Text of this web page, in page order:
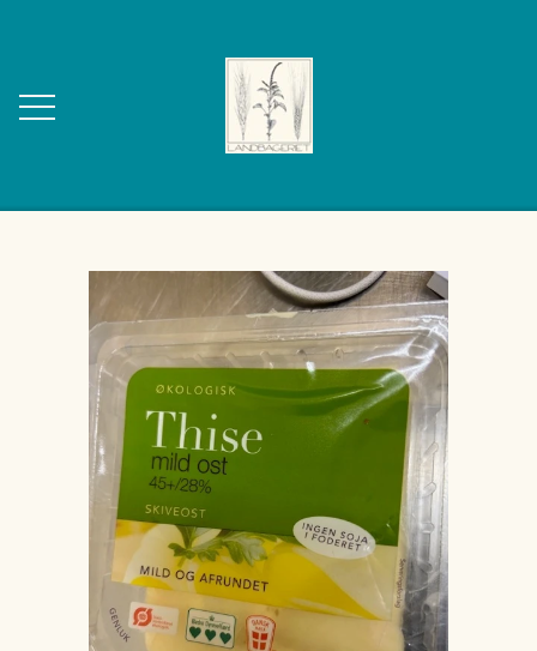
FORSIDE
OM OS
KONTAKT
WEBSHOP
BAGVÆRK
BRØDVARER
KAGER OG WIENERBRØD
PÅLÆG
SMØREPÅLÆG
FÆRDIGPAKKEDE KIKS, BRØD OG KNÆKBRØD